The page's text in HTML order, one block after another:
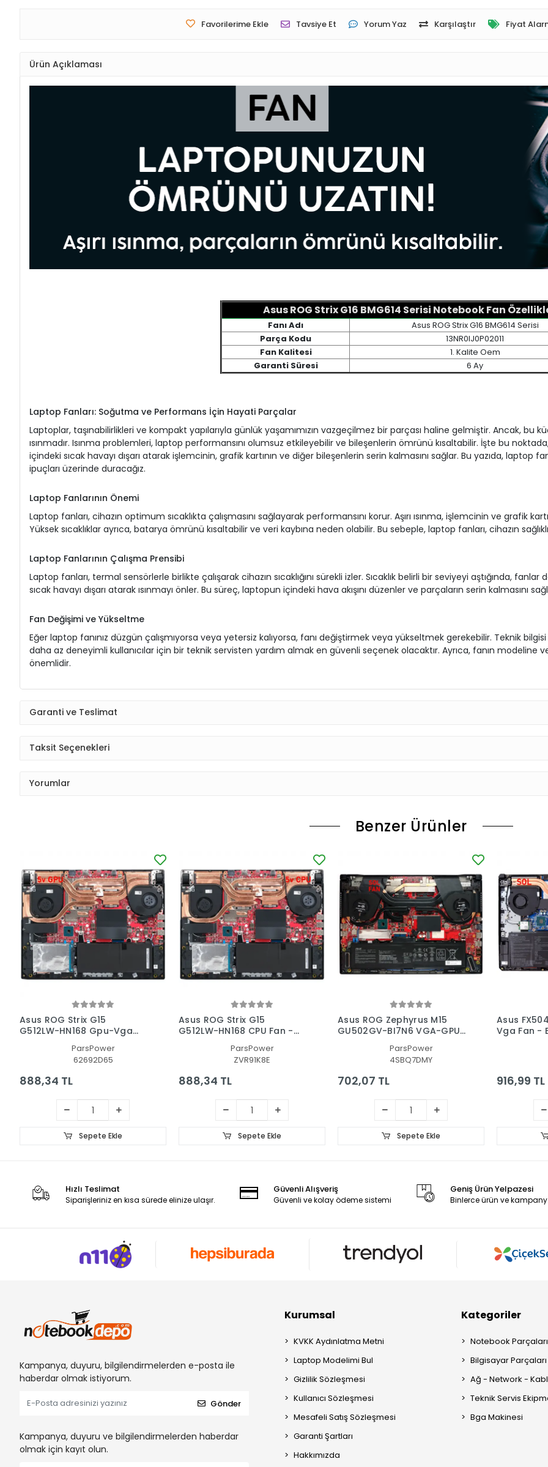
Favorilerime Ekle Tavsiye Et Yorum Yaz Karşılaştır Fiyat
Ürün Açıklaması
Asus ROG Strix G16 BMG614 Serisi Notebook Fan
Fanı Adı
Asus ROG Strix G16 BMG614 Serisi
Parça Kodu
13NR0IJ0P02011
Fan Kalitesi
1. Kalite Oem
Garanti Süresi
6 Ay
Laptop Fanları: Soğutma ve Performans İçin Hayati Parçalar
Laptoplar, taşınabilirlikleri ve kompakt yapılarıyla günlük yaşamımızın vazgeçilmez bir parçası haline gelmiştir. Ancak, bu
ısınmadır. Isınma problemleri, laptop performansını olumsuz etkileyebilir ve bileşenlerin ömrünü kısaltabilir. İşte bu
içindeki sıcak havayı dışarı atarak işlemcinin, grafik kartının ve diğer bileşenlerin serin kalmasını sağlar. Bu yazıda, laptop
ipuçları üzerinde duracağız.
Laptop Fanlarının Önemi
Laptop fanları, cihazın optimum sıcaklıkta çalışmasını sağlayarak performansını korur. Aşırı ısınma, işlemcinin ve grafik
Yüksek sıcaklıklar ayrıca, batarya ömrünü kısaltabilir ve veri kaybına neden olabilir. Bu sebeple, laptop fanları, cihazın
Laptop Fanlarının Çalışma Prensibi
Laptop fanları, termal sensörlerle birlikte çalışarak cihazın sıcaklığını sürekli izler. Sıcaklık belirli bir seviyeyi aştığında,
sıcak havayı dışarı atarak ısınmayı önler. Bu süreç, laptopun içindeki hava akışını düzenler ve parçaların serin kalmasını
Fan Değişimi ve Yükseltme
Eğer laptop fanınız düzgün çalışmıyorsa veya yetersiz kalıyorsa, fanı değiştirmek veya yükseltmek gerekebilir. Teknik
daha az deneyimli kullanıcılar için bir teknik servisten yardım almak en güvenli seçenek olacaktır. Ayrıca, fanın
önemlidir.
Garanti ve Teslimat
Taksit Seçenekleri
Yorumlar
Benzer Ürünler
Asus ROG Strix G15
G512LW-HN168 Gpu-Vga
ParsPower
62692D65
888,34 TL
Sepete Ekle
Asus ROG Strix G15
G512LW-HN168 CPU Fan -
ParsPower
ZVR91K8E
888,34 TL
Sepete Ekle
Asus ROG Zephyrus M15
GU502GV-BI7N6 VGA-GPU
ParsPower
4SBQ7DMY
702,07 TL
Sepete Ekle
Asus
Vga Fan -
916,99 TL
Hızlı Teslimat
Siparişleriniz en kısa sürede elinize ulaşır.
Güvenli Alışveriş
Güvenli ve kolay ödeme sistemi
Geniş Ürün Yelpazesi
Binlerce ürün ve
Kampanya, duyuru, bilgilendirmelerden e-posta ile
haberdar olmak istiyorum.
Gönder
Kampanya, duyuru ve bilgilendirmelerden haberdar
olmak için kayıt olun.
Kurumsal
KVKK Aydınlatma Metni
Laptop Modelimi Bul
Gizlilik Sözleşmesi
Kullanıcı Sözleşmesi
Mesafeli Satış Sözleşmesi
Garanti Şartları
Hakkımızda
Kategoriler
Notebook Parçaları
Bilgisayar Parçaları
Ağ - Network -
Teknik Servis
Bga Makinesi